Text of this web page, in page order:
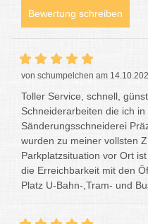
Bewertung schreiben
von schumpelchen am
Toller Service, schnell,
Schneiderarbeiten die ich
Sänderungsschneiderei
wurden zu meiner vollsten
Parkplatzsituation vor Ort
die Erreichbarkeit mit den
Platz U-Bahn-,Tram- und